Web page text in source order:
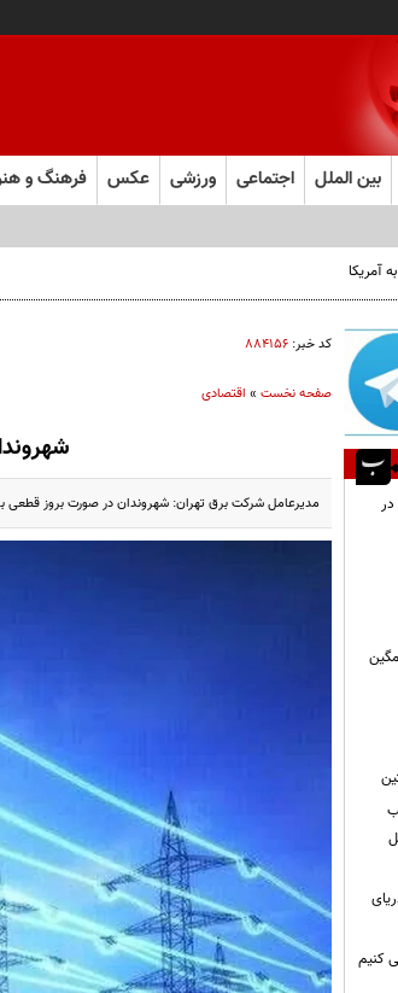
بین الملل اجتماعی ورزشی عکس فرهنگ و
آمریکا
کد خبر: ۸۸۴۱۵۶
صفحه نخست» اقتصادی
مدیرعامل شرکت برق تهران: شهروندان در صورت بروز قطعی
کنیم